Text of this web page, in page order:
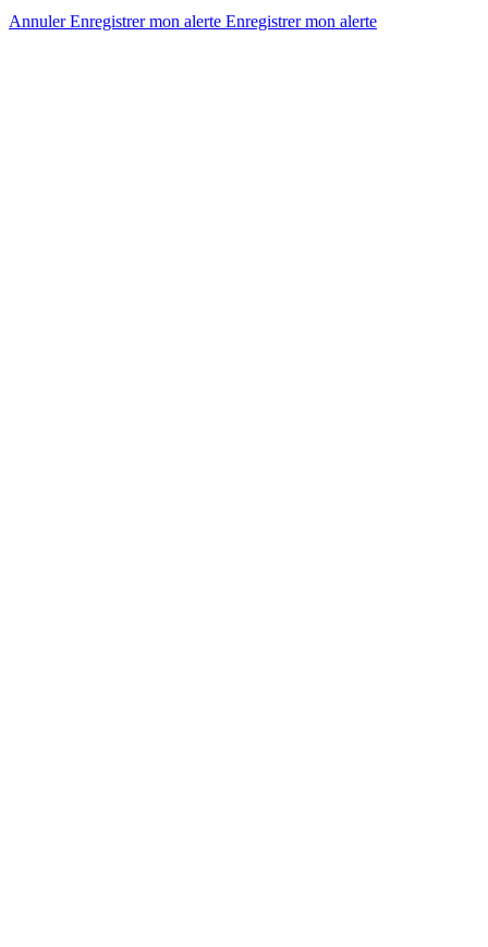
AnnulerEnregistrer mon alerte Enregistrermon alerte